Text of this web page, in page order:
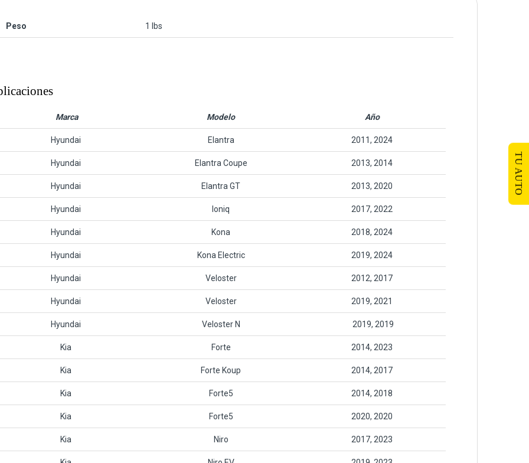
Peso 1 lbs
Marca Modelo Año
Hyundai Elantra 2011, 2024
Hyundai Elantra Coupe 2013, 2014
Hyundai Elantra GT 2013, 2020
Hyundai Ioniq 2017, 2022
Hyundai Kona 2018, 2024
Hyundai Kona Electric 2019, 2024
Hyundai Veloster 2012, 2017
Hyundai Veloster 2019, 2021
Hyundai Veloster N 2019, 2019
Kia Forte 2014, 2023
Kia Forte Koup 2014, 2017
Kia Forte5 2014, 2018
Kia Forte5 2020, 2020
Kia Niro 2017, 2023
TU AUTO